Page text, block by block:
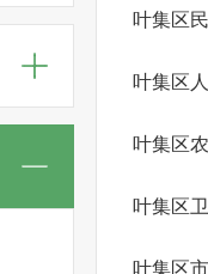
叶集区
叶集区
叶集区
叶集区